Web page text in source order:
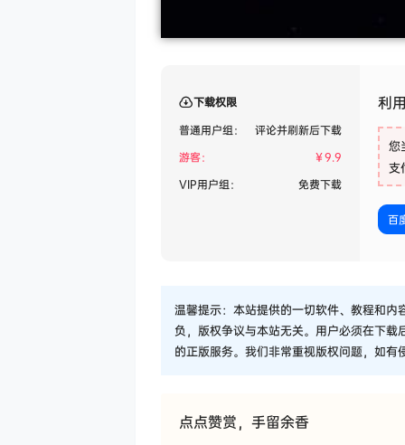
下载权限
普通用户组：
评论并刷新后下载
游客：
￥9.9
VIP用户组：
免费下载
利
您
支
百
温馨提示：本站提供的一切软件、教程和
负，版权争议与本站无关。用户必须在下
的正版服务。我们非常重视版权问题，如
点点赞赏，手留余香